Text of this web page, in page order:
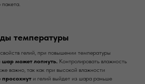
пакета.
температуры
гелий, при повышении температуры
шар может лопнуть. Контролировать влажность
важно, так как при высокой влажности
и гелий выйдет из шара раньше